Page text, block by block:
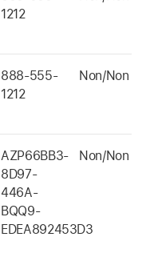
1212
888-555-
1212
Non/Non
AZP66BB3-
8D97-
446A-
BQQ9-
EDEA892453D3
Non/Non